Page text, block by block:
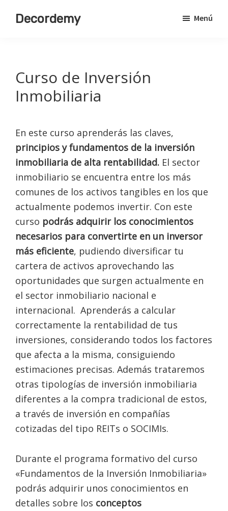
Decordemy Menú
Curso de Inversión
Inmobiliaria
En este curso aprenderás las claves,
principios y fundamentos de la inversión
inmobiliaria de alta rentabilidad. El sector
inmobiliario se encuentra entre los más
comunes de los activos tangibles en los que
actualmente podemos invertir. Con este
curso podrás adquirir los conocimientos
necesarios para convertirte en un inversor
más eficiente, pudiendo diversificar tu
cartera de activos aprovechando las
oportunidades que surgen actualmente en
el sector inmobiliario nacional e
internacional. Aprenderás a calcular
correctamente la rentabilidad de tus
inversiones, considerando todos los factores
que afecta a la misma, consiguiendo
estimaciones precisas. Además trataremos
otras tipologías de inversión inmobiliaria
diferentes a la compra tradicional de estos,
a través de inversión en compañías
cotizadas del tipo REITs o SOCIMIs.
Durante el programa formativo del curso
«Fundamentos de la Inversión Inmobiliaria»
podrás adquirir unos conocimientos en
detalles sobre los conceptos